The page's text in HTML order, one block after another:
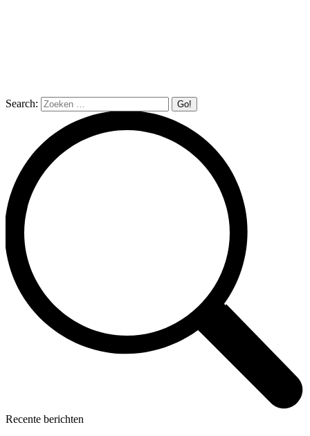
Search:
Recente berichten